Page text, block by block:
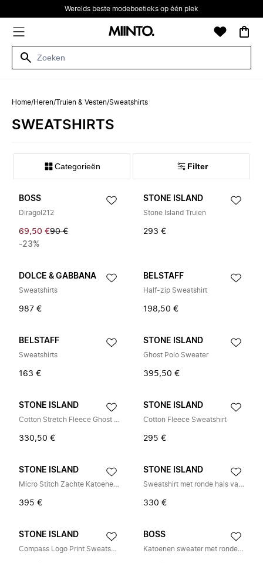
Werelds beste modeboetieks op één plek
Home/Heren/Truien & Vesten/Sweatshirts
SWEATSHIRTS
Categorieën Filter
BOSS
Diragol212
69,50 €90 €
-23%
STONE ISLAND
Stone Island Truien
293 €
DOLCE & GABBANA
Sweatshirts
987 €
BELSTAFF
Half-zip Sweatshirt
198,50 €
BELSTAFF
Sweatshirts
163 €
STONE ISLAND
Ghost Polo Sweater
395,50 €
STONE ISLAND
Cotton Stretch Fleece Ghost Sweater
330,50 €
STONE ISLAND
Cotton Fleece Sweatshirt
295 €
STONE ISLAND
Micro Stitch Zachte Katoenen Sweater
395 €
STONE ISLAND
Sweatshirt met ronde hals van katoenfleece
330 €
STONE ISLAND
Compass Logo Print Sweatshirt
BOSS
Katoenen sweater met ronde hals